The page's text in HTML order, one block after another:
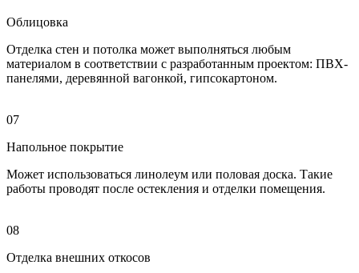
Облицовка
Отделка стен и потолка может выполняться любым
материалом в соответствии с разработанным проектом: ПВХ-
панелями, деревянной вагонкой, гипсокартоном.
07
Напольное покрытие
Может использоваться линолеум или половая доска. Такие
работы проводят после остекления и отделки помещения.
08
Отделка внешних откосов